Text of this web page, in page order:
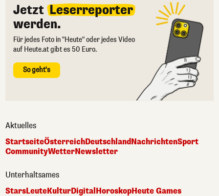
Jetzt Leserreporter
werden.
Für jedes Foto in "Heute" oder jedes Video
auf Heute.at gibt es 50 Euro.
So geht's
Aktuelles
StartseiteÖsterreichDeutschlandNachrichtenSport
CommunityWetterNewsletter
Unterhaltsames
StarsLeuteKulturDigital HoroskopHeute Games